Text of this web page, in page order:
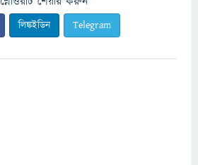
লিঙ্কইডিন Telegram